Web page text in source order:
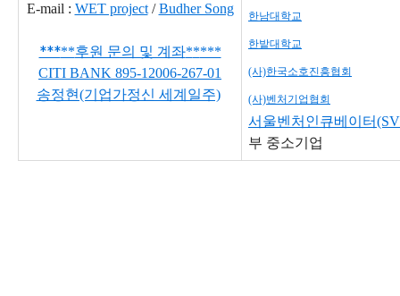
E-mail : WET project/Budher Song
*****후원 문의 및 계좌*****
CITI BANK 895-12006-267-01
송정현(기업가정신 세계일주)
한남대학교
한밭대학교
(사)한국소호진흥협회
(사)벤처기업협회
서울벤처인큐베이터
부 중소기업